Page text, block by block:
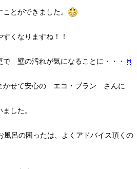
とができました。
くなりますね！！
で 壁の汚れが気になることに・・・
かせて安心の エコ・プラン さんに
した。
呂の困ったは、よくアドバイス頂くの